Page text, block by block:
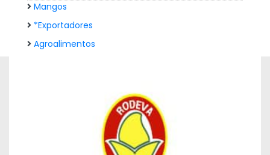
Mangos
*Exportadores
Agroalimentos